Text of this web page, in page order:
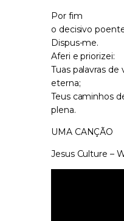
Por fim
o decisivo
Dispus-me.
Aferi e priorizei:
Tuas palavras de
eterna;
Teus caminhos
plena.
UMA CANÇÃO
Jesus Culture –